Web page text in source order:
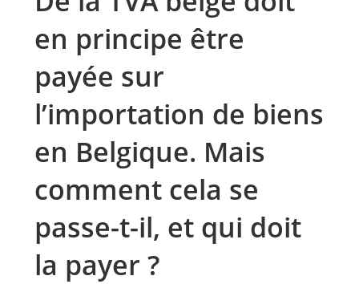
en principe être
payée sur
l’importation de biens
en Belgique. Mais
comment cela se
passe-t-il, et qui doit
la payer ?